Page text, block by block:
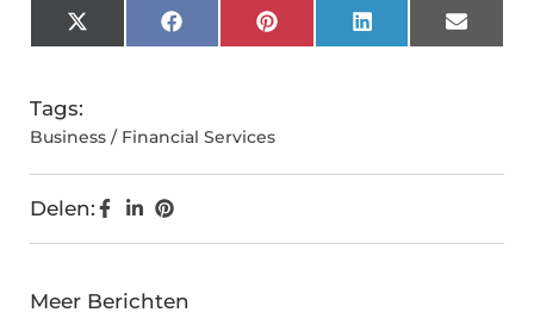
X
(Twitter)
FacebookPinterestLinkedInEmail
Tags:
Business / Financial Services
Delen:
Meer Berichten